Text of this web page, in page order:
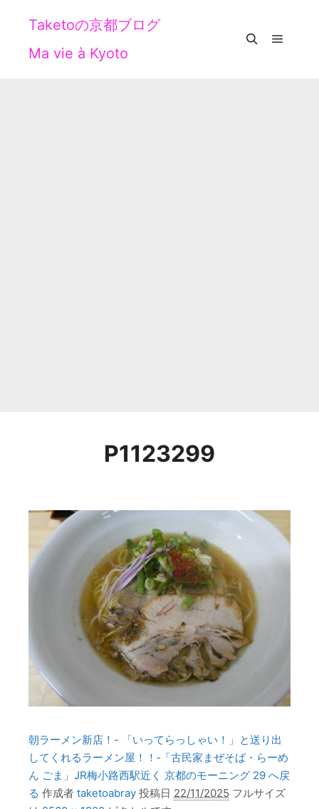
Taketoの京都ブログ
Ma vie à Kyoto
P1123299
朝ラーメン新店！- 「いってらっしゃい！」と送り出
してくれるラーメン屋！！‐「古民家まぜそば・らーめ
ん ごま」JR梅小路西駅近く 京都のモーニング 29 へ戻
る 作成者 taketoabray 投稿日 22/11/2025 フルサイズ